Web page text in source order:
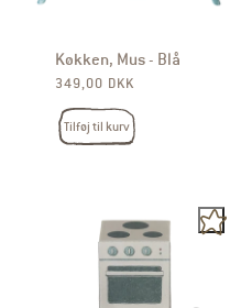
Køkken, Mus - Blå
Normalpris
349,00 DKK
Tilføj til kurv